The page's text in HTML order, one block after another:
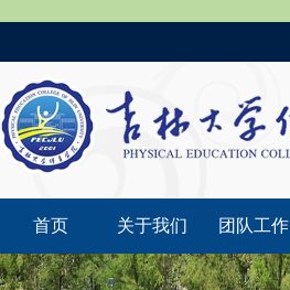
首页 关于我们 团队工作